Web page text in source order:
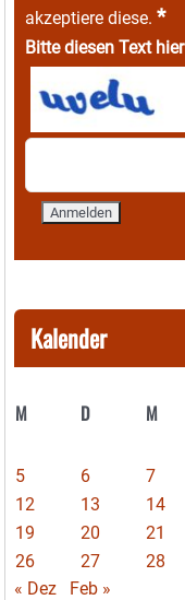
akzeptiere diese. *
Bitte diesen Text
Kalender
M D M
5
6 7
12
13 14
19
20 21
26
27 28
« Dez
Feb »